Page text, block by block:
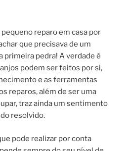
reparo em casa por
que precisava de um
primeira pedra! A verdade é
podem ser feitos por si,
e as ferramentas
reparos, além de ser uma
traz ainda um sentimento
resolvido.
pode realizar por conta